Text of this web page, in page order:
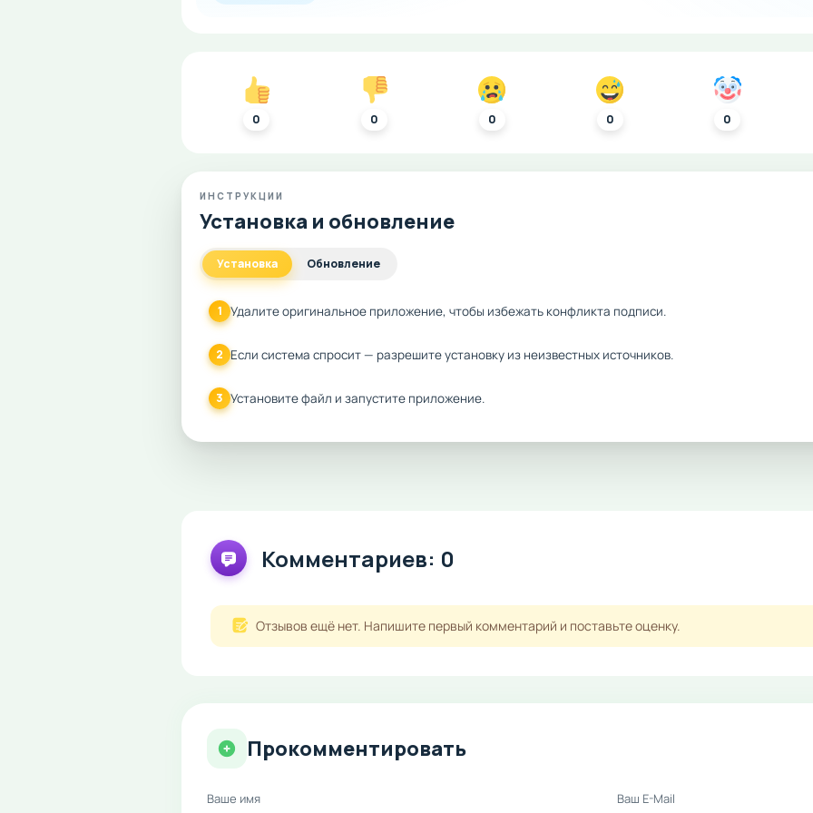
0 0 0 0 0
ИНСТРУКЦИИ
Установка и обновление
Установка Обновление
1 Удалите оригинальное приложение, чтобы избежать конфликта подписи.
2 Если система спросит — разрешите установку из неизвестных источников.
3 Установите файл и запустите приложение.
Комментариев: 0
Отзывов ещё нет. Напишите первый комментарий и поставьте оценку.
Прокомментировать
Ваше имя Ваш E-Mail